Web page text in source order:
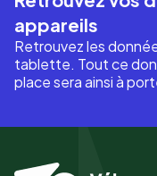
appareils
Retrouvez les
tablette. Tout ce
place sera ainsi à